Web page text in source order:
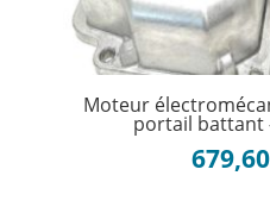
Moteur
portail battant